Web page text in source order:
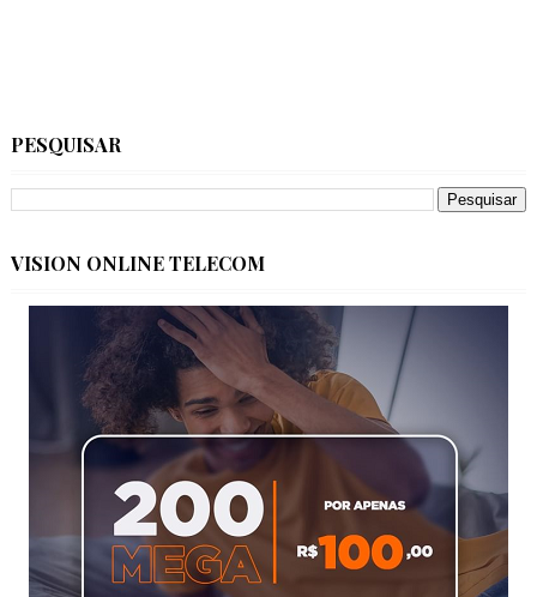
PESQUISAR
VISION ONLINE TELECOM